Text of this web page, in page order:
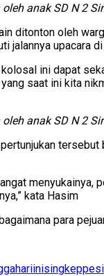
anak SD N 2
ditonton oleh
jalannya upacara
ini dapat
saat ini kita
anak SD N 2
menyukainya,
kata Hasim
para